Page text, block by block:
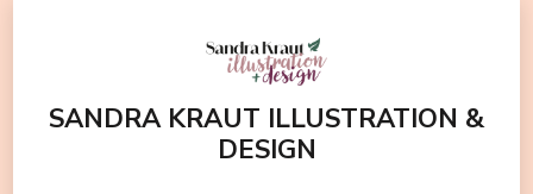
(EnterSANDRA KRAUT ILLUSTRATION &
DESIGN